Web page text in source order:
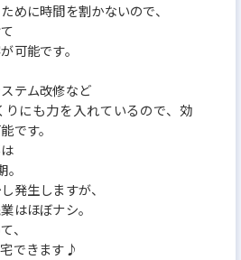
めに時間を割かないので、
可能です。
テム改修など
にも力を入れているので、効
です。
発生しますが、
はほぼナシ。
、
できます♪